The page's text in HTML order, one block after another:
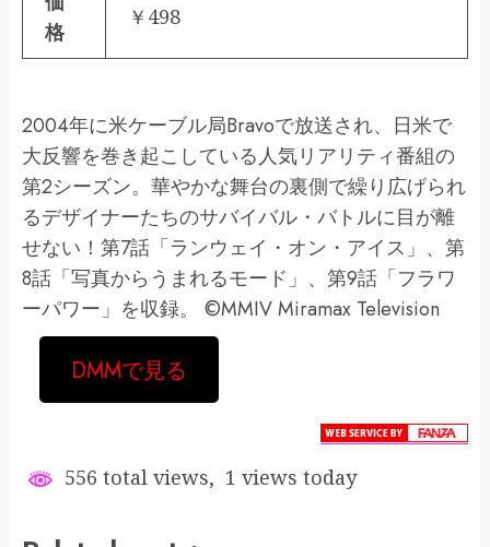
格
￥498
2004年に米ケーブル局Bravoで放送され、日米で
大反響を巻き起こしている人気リアリティ番組の
第2シーズン。華やかな舞台の裏側で繰り広げられ
るデザイナーたちのサバイバル・バトルに目が離
せない！第7話「ランウェイ・オン・アイス」、第
8話「写真からうまれるモード」、第9話「フラワ
ーパワー」を収録。 ©MMIV Miramax Television
DMMで見る
556 total views, 1 views today